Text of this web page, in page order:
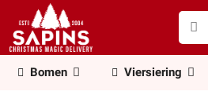
Bomen Viersiering